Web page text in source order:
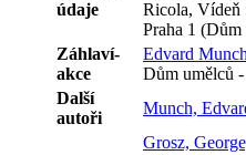
údaje
Ricola, Vídeň
Praha 1 (Dům
Záhlaví-
akce
Edvard Munch
Dům umělců -
Další
autoři
Munch,
Grosz,